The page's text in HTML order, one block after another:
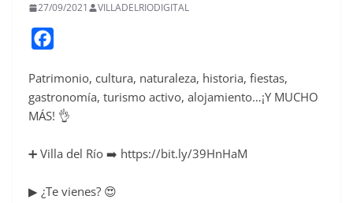
27/09/2021 VILLADELRIODIGITAL
c
e
o
k
Patrimonio, cultura, naturaleza, historia, fiestas,
gastronomía, turismo activo, alojamiento…¡Y MUCHO
MÁS! 👌
➕ Villa del Río ➡️ https://bit.ly/39HnHaM
▶ ¿Te vienes? 😍